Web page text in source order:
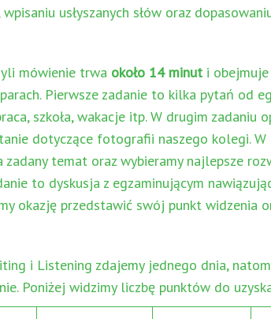
usłyszanych słów oraz
mówienie trwa około 14 minut i obejmuje
Pierwsze zadanie to kilka pytań od
szkoła, wakacje itp. W drugim
dotyczące fotografii naszego kolegi. W
zadany temat oraz wybieramy najlepsze
to dyskusja z egzaminującym
okazję przedstawić swój punkt widzenia
i Listening zdajemy jednego dnia,
Poniżej widzimy liczbę punktów do